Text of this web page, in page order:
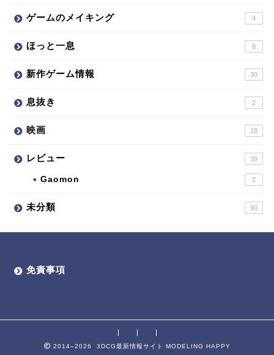
ゲームのメイキング 4
ほっと一息 8
新作ゲーム情報 30
息抜き 2
映画 18
レビュー 39
Gaomon 2
未分類 90
免責事項
2014–2026 3DCG最新情報サイト MODELING HAPPY